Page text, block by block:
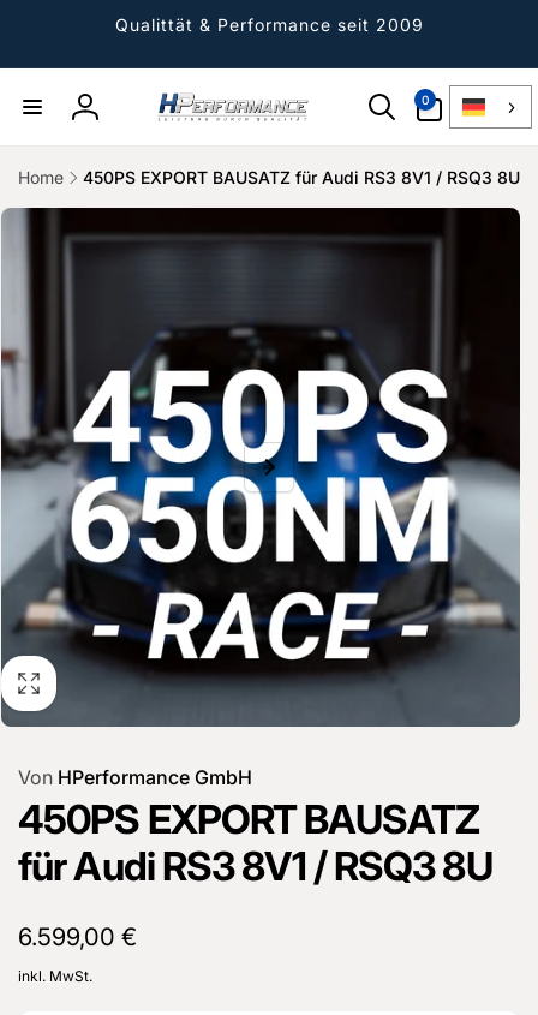
Qualittät & Performance seit 2009
Einloggen
0
Artikel
Home 450PS EXPORT BAUSATZ für Audi RS3 8V1 / RSQ3 8U
Von HPerformance GmbH
450PS EXPORT BAUSATZ
für Audi RS3 8V1 / RSQ3 8U
Normaler
Preis
6.599,00 €
inkl. MwSt.